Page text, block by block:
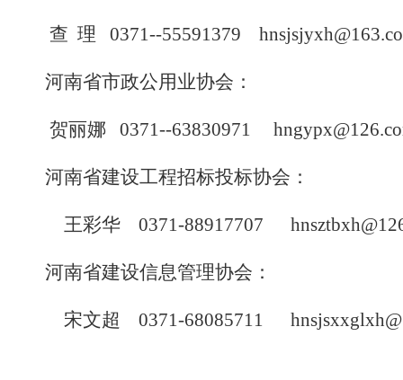
查 理 0371--55591379
河南省市政公用业协会：
贺丽娜 0371--63830971
河南省建设工程招标投标协会：
王彩华 0371-88917707
河南省建设信息管理协会：
宋文超 0371-68085711